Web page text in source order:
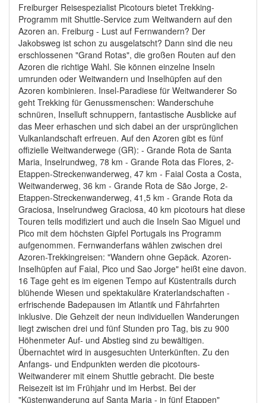
Freiburger Reisespezialist Picotours bietet Trekking-
Programm mit Shuttle-Service zum Weitwandern auf den
Azoren an. Freiburg - Lust auf Fernwandern? Der
Jakobsweg ist schon zu ausgelatscht? Dann sind die neu
erschlossenen "Grand Rotas", die großen Routen auf den
Azoren die richtige Wahl. Sie können einzelne Inseln
umrunden oder Weitwandern und Inselhüpfen auf den
Azoren kombinieren. Insel-Paradiese für Weitwanderer So
geht Trekking für Genussmenschen: Wanderschuhe
schnüren, Inselluft schnuppern, fantastische Ausblicke auf
das Meer erhaschen und sich dabei an der ursprünglichen
Vulkanlandschaft erfreuen. Auf den Azoren gibt es fünf
offizielle Weitwanderwege (GR): - Grande Rota de Santa
Maria, Inselrundweg, 78 km - Grande Rota das Flores, 2-
Etappen-Streckenwanderweg, 47 km - Faial Costa a Costa,
Weitwanderweg, 36 km - Grande Rota de São Jorge, 2-
Etappen-Streckenwanderweg, 41,5 km - Grande Rota da
Graciosa, Inselrundweg Graciosa, 40 km picotours hat diese
Touren teils modifiziert und auch die Inseln Sao Miguel und
Pico mit dem höchsten Gipfel Portugals ins Programm
aufgenommen. Fernwanderfans wählen zwischen drei
Azoren-Trekkingreisen: "Wandern ohne Gepäck. Azoren-
Inselhüpfen auf Faial, Pico und Sao Jorge" heißt eine davon.
16 Tage geht es im eigenen Tempo auf Küstentrails durch
blühende Wiesen und spektakuläre Kraterlandschaften -
erfrischende Badepausen im Atlantik und Fährfahrten
inklusive. Die Gehzeit der neun individuellen Wanderungen
liegt zwischen drei und fünf Stunden pro Tag, bis zu 900
Höhenmeter Auf- und Abstieg sind zu bewältigen.
Übernachtet wird in ausgesuchten Unterkünften. Zu den
Anfangs- und Endpunkten werden die picotours-
Weitwanderer mit einem Shuttle gebracht. Die beste
Reisezeit ist im Frühjahr und im Herbst. Bei der
"Küstenwanderung auf Santa Maria - in fünf Etappen"